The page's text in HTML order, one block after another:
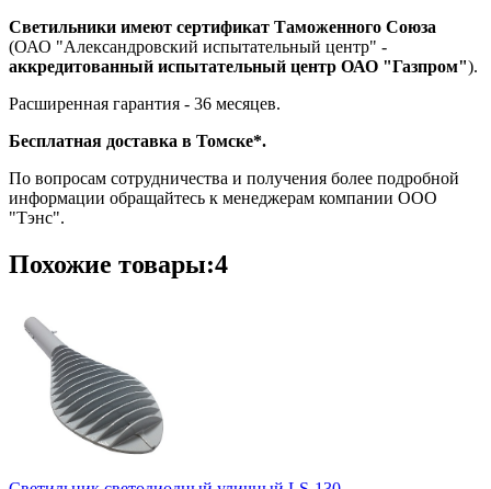
Светильники имеют сертификат Таможенного Союза
(ОАО "Александровский испытательный центр" -
аккредитованный испытательный центр ОАО "Газпром").
Расширенная гарантия - 36 месяцев.
Бесплатная доставка в Томске*.
По вопросам сотрудничества и получения более подробной
информации обращайтесь к менеджерам компании ООО
"Тэнс".
Похожие товары:4